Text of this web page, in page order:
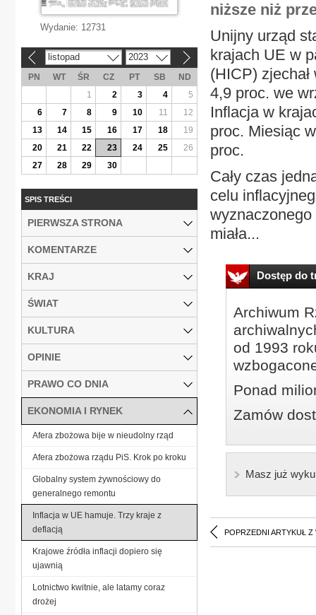
niższe niż
Unijny urząd
krajach UE w
(HICP)
4,9 proc. we
Inflacja w
proc. Miesiąc
proc.
Cały czas
celu
miała...
Dostęp do
Archiwum
od 1993
Ponad
Zamów
Masz już
POPRZEDNI ARTYKUŁ Z
Wydanie: 12731
listopad 2023
PN WT ŚR CZ PT SB
ND
1
2 3 4
5
6
7 8 9 10 11
12
13
14 15 16 17 18
19
20
21 22 23 24 25
26
27
28 29 30
SPIS TREŚCI
PIERWSZA STRONA
KOMENTARZE
KRAJ
ŚWIAT
KULTURA
OPINIE
PRAWO CO DNIA
EKONOMIA I RYNEK
Afera zbożowa bije w nieudolny rząd
Afera zbożowa rządu PiS. Krok po kroku
Globalny system żywnościowy do
generalnego remontu
Inflacja w UE hamuje. Trzy kraje z
deflacją
Krajowe źródła inflacji dopiero się
ujawnią
Lotnictwo kwitnie, ale latamy coraz
drożej